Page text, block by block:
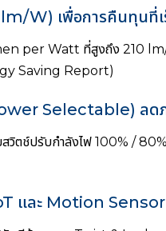
W) เพื่อการคืนทุนที่เ
per Watt ที่สูงถึง 210 lm/
Saving Report)
Selectable) ลดภ
วิตช์ปรับกำลังไฟ 100% /
และ Motion Sensor